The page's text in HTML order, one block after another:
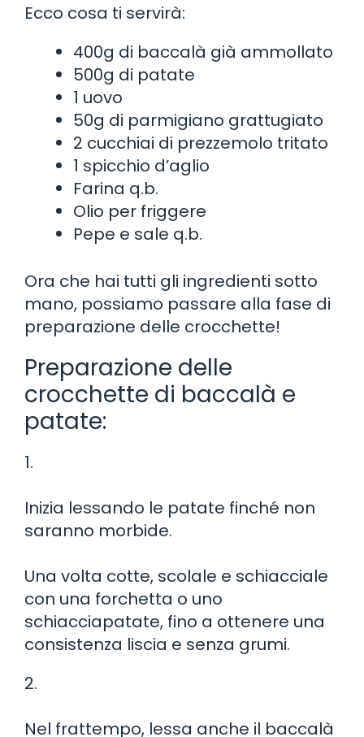
Ecco cosa ti servirà:
400g di baccalà già ammollato
500g di patate
1 uovo
50g di parmigiano grattugiato
2 cucchiai di prezzemolo tritato
1 spicchio d’aglio
Farina q.b.
Olio per friggere
Pepe e sale q.b.
Ora che hai tutti gli ingredienti sotto
mano, possiamo passare alla fase di
preparazione delle crocchette!
Preparazione delle
crocchette di baccalà e
patate:
1.
Inizia lessando le patate finché non
saranno morbide.
Una volta cotte, scolale e schiacciale
con una forchetta o uno
schiacciapatate, fino a ottenere una
consistenza liscia e senza grumi.
2.
Nel frattempo, lessa anche il baccalà